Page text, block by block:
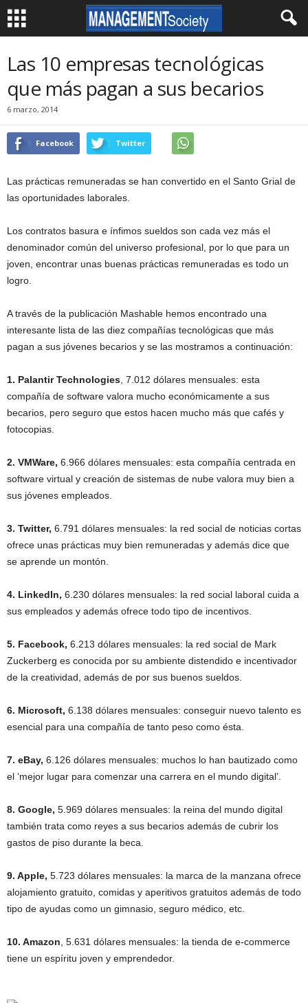
Las 10 empresas tecnológicas
que más pagan a sus becarios
6 marzo, 2014
Facebook Twitter
Las prácticas remuneradas se han convertido en el Santo Grial de
las oportunidades laborales.
Los contratos basura e ínfimos sueldos son cada vez más el
denominador común del universo profesional, por lo que para un
joven, encontrar unas buenas prácticas remuneradas es todo un
logro.
A través de la publicación Mashable hemos encontrado una
interesante lista de las diez compañías tecnológicas que más
pagan a sus jóvenes becarios y se las mostramos a continuación:
1. Palantir Technologies , 7.012 dólares mensuales: esta
compañía de software valora mucho económicamente a sus
becarios, pero seguro que estos hacen mucho más que cafés y
fotocopias.
2. VMWare, 6.966 dólares mensuales: esta compañía centrada en
software virtual y creación de sistemas de nube valora muy bien a
sus jóvenes empleados.
3. Twitter, 6.791 dólares mensuales: la red social de noticias cortas
ofrece unas prácticas muy bien remuneradas y además dice que
se aprende un montón.
4. LinkedIn, 6.230 dólares mensuales: la red social laboral cuida a
sus empleados y además ofrece todo tipo de incentivos.
5. Facebook, 6.213 dólares mensuales: la red social de Mark
Zuckerberg es conocida por su ambiente distendido e incentivador
de la creatividad, además de por sus buenos sueldos.
6. Microsoft, 6.138 dólares mensuales: conseguir nuevo talento es
esencial para una compañía de tanto peso como ésta.
7. eBay, 6.126 dólares mensuales: muchos lo han bautizado como
el ‘mejor lugar para comenzar una carrera en el mundo digital’.
8. Google, 5.969 dólares mensuales: la reina del mundo digital
también trata como reyes a sus becarios además de cubrir los
gastos de piso durante la beca.
9. Apple, 5.723 dólares mensuales: la marca de la manzana ofrece
alojamiento gratuito, comidas y aperitivos gratuitos además de todo
tipo de ayudas como un gimnasio, seguro médico, etc.
10. Amazon , 5.631 dólares mensuales: la tienda de e-commerce
tiene un espíritu joven y emprendedor.